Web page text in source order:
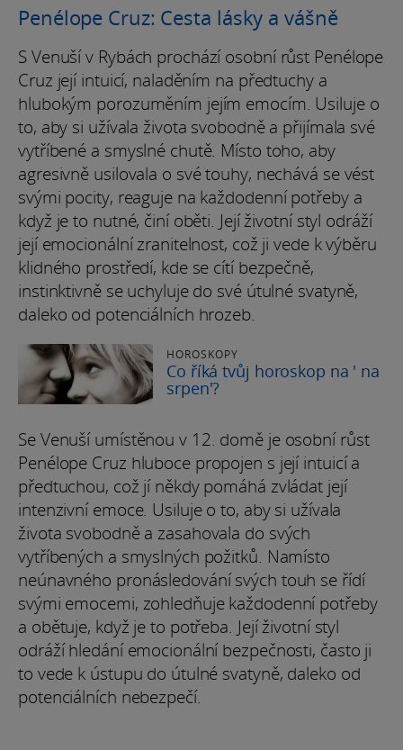
Penélope Cruz: Cesta lásky a vášně
S Venuší v Rybách prochází osobní růst Penélope
Cruz její intuicí, naladěním na předtuchy a
hlubokým porozuměním jejím emocím. Usiluje o
to, aby si užívala života svobodně a přijímala své
vytříbené a smyslné chutě. Místo toho, aby
agresivně usilovala o své touhy, nechává se vést
svými pocity, reaguje na každodenní potřeby a
když je to nutné, činí oběti. Její životní styl odráží
její emocionální zranitelnost, což ji vede k výběru
klidného prostředí, kde se cítí bezpečně,
instinktivně se uchyluje do své útulné svatyně,
daleko od potenciálních hrozeb.
HOROSKOPY
Co říká tvůj horoskop na ' na
srpen'?
Se Venuší umístěnou v 12. domě je osobní růst
Penélope Cruz hluboce propojen s její intuicí a
předtuchou, což jí někdy pomáhá zvládat její
intenzivní emoce. Usiluje o to, aby si užívala
života svobodně a zasahovala do svých
vytříbených a smyslných požitků. Namísto
neúnavného pronásledování svých touh se řídí
svými emocemi, zohledňuje každodenní potřeby
a obětuje, když je to potřeba. Její životní styl
odráží hledání emocionální bezpečnosti, často ji
to vede k ústupu do útulné svatyně, daleko od
potenciálních nebezpečí.